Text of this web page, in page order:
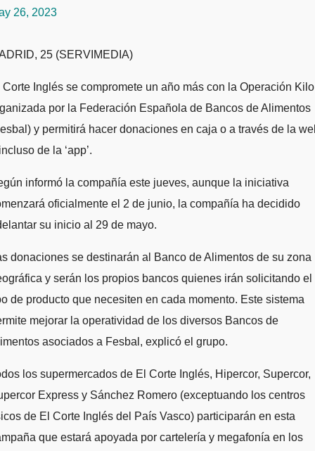
26, 2023
25 (SERVIMEDIA)
Corte Inglés se compromete un año más con la Operación Kilo
por la Federación Española de Bancos de Alimentos
y permitirá hacer donaciones en caja o a través de la
de la ‘app’.
informó la compañía este jueves, aunque la iniciativa
oficialmente el 2 de junio, la compañía ha decidido
su inicio al 29 de mayo.
donaciones se destinarán al Banco de Alimentos de su zona
y serán los propios bancos quienes irán solicitando el
de producto que necesiten en cada momento. Este sistema
mejorar la operatividad de los diversos Bancos de
asociados a Fesbal, explicó el grupo.
los supermercados de El Corte Inglés, Hipercor, Supercor,
Express y Sánchez Romero (exceptuando los centros
de El Corte Inglés del País Vasco) participarán en esta
que estará apoyada por cartelería y megafonía en los